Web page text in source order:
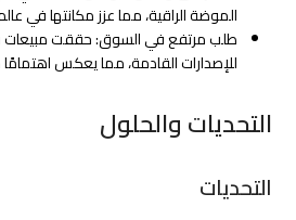
الموضة الراقية، مما عزز مكانتها في عالم
طلب مرتفع في السوق: حققت
للإصدارات القادمة، مما يعكس
التحديات والحلول
التحديات